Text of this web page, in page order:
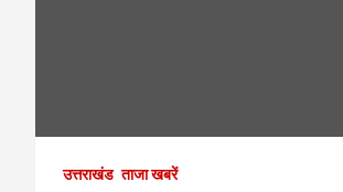
उत्तराखंड ताजा खबरें